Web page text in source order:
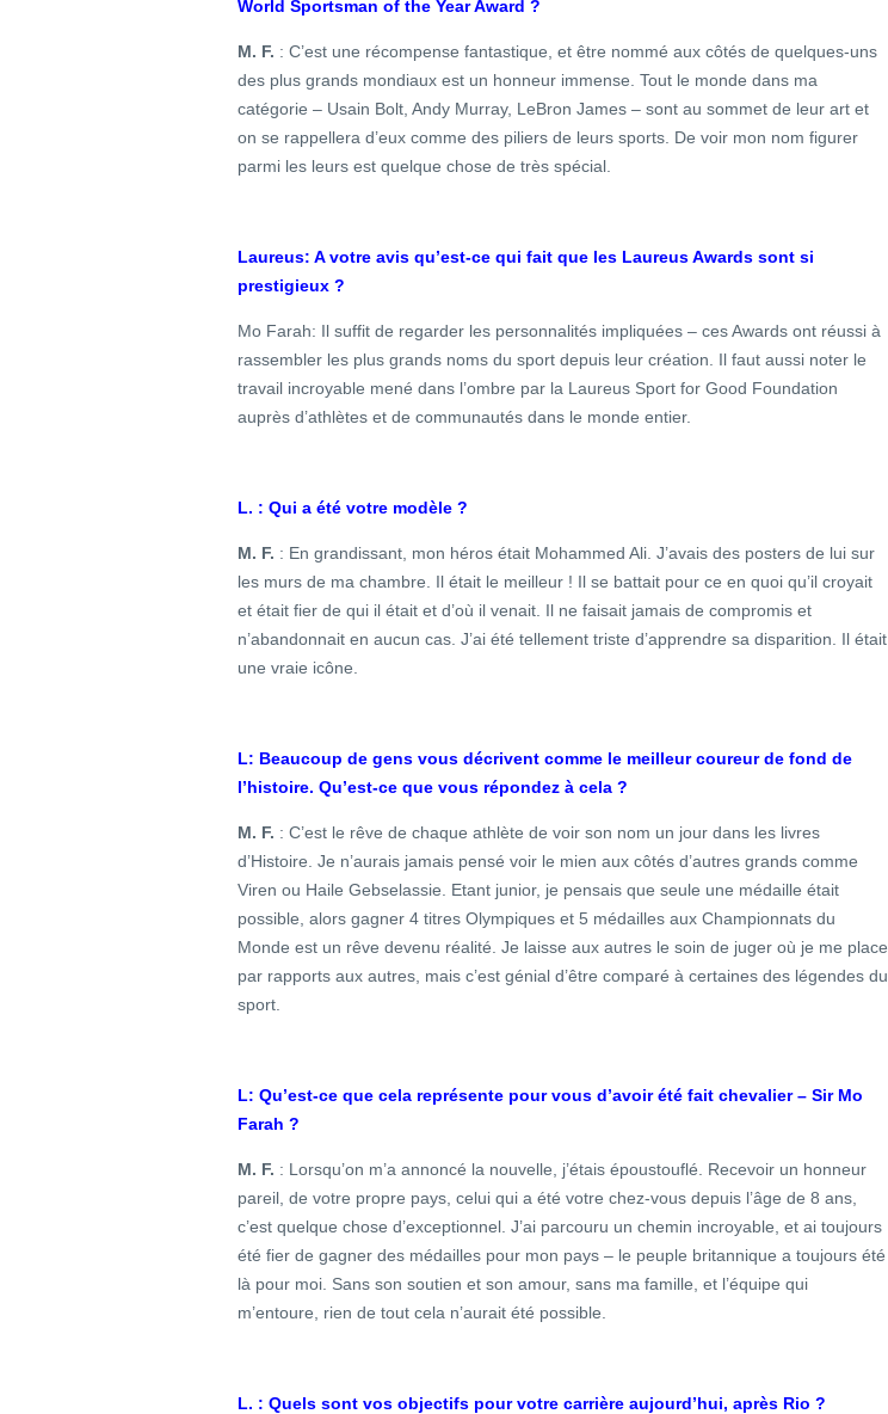
World Sportsman of the Year Award ?
M. F. : C’est une récompense fantastique, et être nommé aux côtés de quelques-uns
des plus grands mondiaux est un honneur immense. Tout le monde dans ma
catégorie – Usain Bolt, Andy Murray, LeBron James – sont au sommet de leur art et
on se rappellera d’eux comme des piliers de leurs sports. De voir mon nom figurer
parmi les leurs est quelque chose de très spécial.
Laureus: A votre avis qu’est-ce qui fait que les Laureus Awards sont si
prestigieux ?
Mo Farah: Il suffit de regarder les personnalités impliquées – ces Awards ont réussi à
rassembler les plus grands noms du sport depuis leur création. Il faut aussi noter le
travail incroyable mené dans l’ombre par la Laureus Sport for Good Foundation
auprès d’athlètes et de communautés dans le monde entier.
L. : Qui a été votre modèle ?
M. F. : En grandissant, mon héros était Mohammed Ali. J’avais des posters de lui sur
les murs de ma chambre. Il était le meilleur ! Il se battait pour ce en quoi qu’il croyait
et était fier de qui il était et d’où il venait. Il ne faisait jamais de compromis et
n’abandonnait en aucun cas. J’ai été tellement triste d’apprendre sa disparition. Il était
une vraie icône.
L: Beaucoup de gens vous décrivent comme le meilleur coureur de fond de
l’histoire. Qu’est-ce que vous répondez à cela ?
M. F. : C’est le rêve de chaque athlète de voir son nom un jour dans les livres
d’Histoire. Je n’aurais jamais pensé voir le mien aux côtés d’autres grands comme
Viren ou Haile Gebselassie. Etant junior, je pensais que seule une médaille était
possible, alors gagner 4 titres Olympiques et 5 médailles aux Championnats du
Monde est un rêve devenu réalité. Je laisse aux autres le soin de juger où je me place
par rapports aux autres, mais c’est génial d’être comparé à certaines des légendes du
sport.
L: Qu’est-ce que cela représente pour vous d’avoir été fait chevalier – Sir Mo
Farah ?
M. F. : Lorsqu’on m’a annoncé la nouvelle, j’étais époustouflé. Recevoir un honneur
pareil, de votre propre pays, celui qui a été votre chez-vous depuis l’âge de 8 ans,
c’est quelque chose d’exceptionnel. J’ai parcouru un chemin incroyable, et ai toujours
été fier de gagner des médailles pour mon pays – le peuple britannique a toujours été
là pour moi. Sans son soutien et son amour, sans ma famille, et l’équipe qui
m’entoure, rien de tout cela n’aurait été possible.
L. : Quels sont vos objectifs pour votre carrière aujourd’hui, après Rio ?